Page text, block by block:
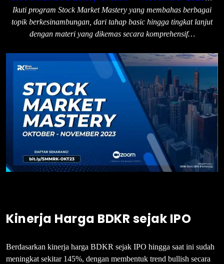
Ikuti program Stock Market Mastery yang membahas berbagai
topik berkesinambungan, dari tahap basic hingga tingkat lanjut
dengan materi yang dikemas secara komprehensif…
Kinerja Harga BDKR sejak IPO
Berdasarkan kinerja harga BDKR sejak IPO hingga saat ini sudah
meningkat sekitar 145%, dengan membentuk trend bullish secara